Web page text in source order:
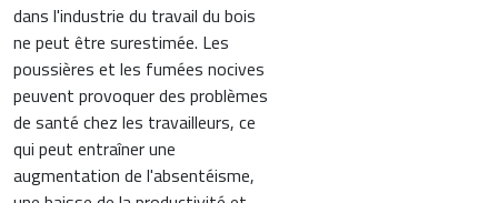
dans l'industrie du travail du bois
ne peut être surestimée. Les
poussières et les fumées nocives
peuvent provoquer des problèmes
de santé chez les travailleurs, ce
qui peut entraîner une
augmentation de l'absentéisme,